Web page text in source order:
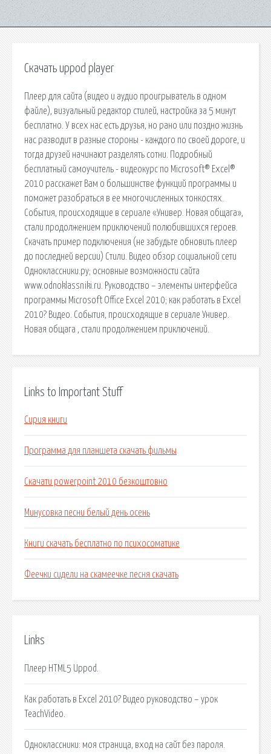
Скачать uppod player
Плеер для сайта (видео и аудио проигрыватель в одном
файле), визуальный редактор стилей, настройка за 5 минут
бесплатно. У всех нас есть друзья, но рано или поздно жизнь
нас разводит в разные стороны - каждого по своей дороге, и
тогда друзей начинают разделять сотни. Подробный
бесплатный самоучитель - видеокурс по Microsoft® Excel®
2010 расскажет Вам о большинстве функций программы и
поможет разобраться в ее многочисленных тонкостях.
События, происходящие в сериале «Универ. Новая общага»,
стали продолжением приключений полюбившихся героев.
Скачать пример подключения (не забудьте обновить плеер
до последней версии) Стили. Видео обзор социальной сети
Одноклассники.ру; основные возможности сайта
www.odnoklassniki.ru. Руководство – элементы интерфейса
программы Microsoft Office Excel 2010; как работать в Excel
2010? Видео. События, происходящие в сериале Универ.
Новая общага , стали продолжением приключений.
Links to Important Stuff
Сирия книги
Программа для планшета скачать фильмы
Скачати powerpoint 2010 безкоштовно
Минусовка песни белый день осень
Книги скачать бесплатно по психосоматике
Феечки сидели на скамеечке песня скачать
Links
Плеер HTML5 Uppod.
Как работать в Excel 2010? Видео руководство – урок
TeachVideo.
Одноклассники: моя страница, вход на сайт без пароля.